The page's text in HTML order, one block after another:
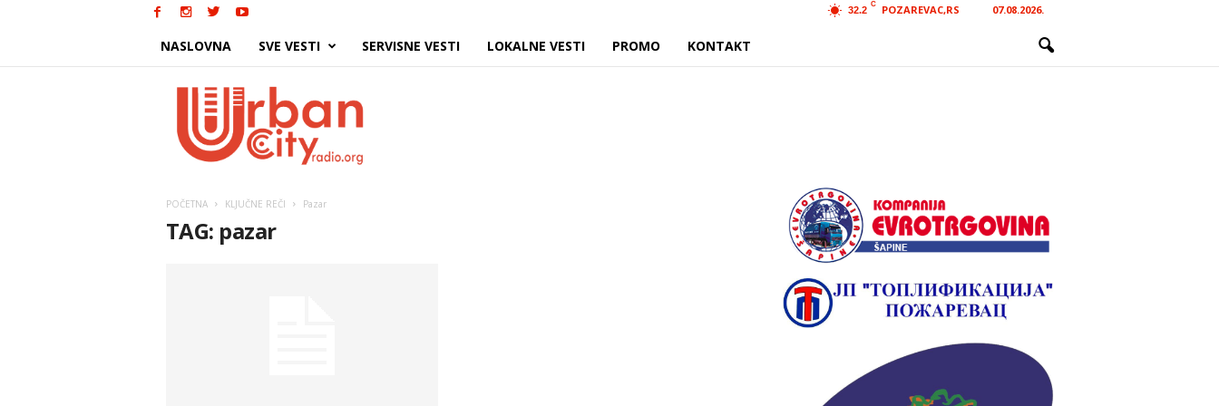
32.2
C POZAREVAC,RS 07.08.2026.
NASLOVNA SVE VESTI SERVISNE VESTI LOKALNE VESTI PROMO KONTAKT
POČETNA KLJUČNE REČI Pazar
TAG: pazar